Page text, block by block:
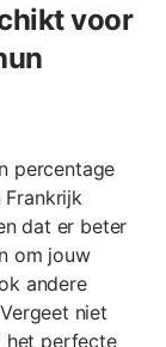
voor
percentage
Frankrijk
dat er beter
om jouw
andere
niet
het perfecte